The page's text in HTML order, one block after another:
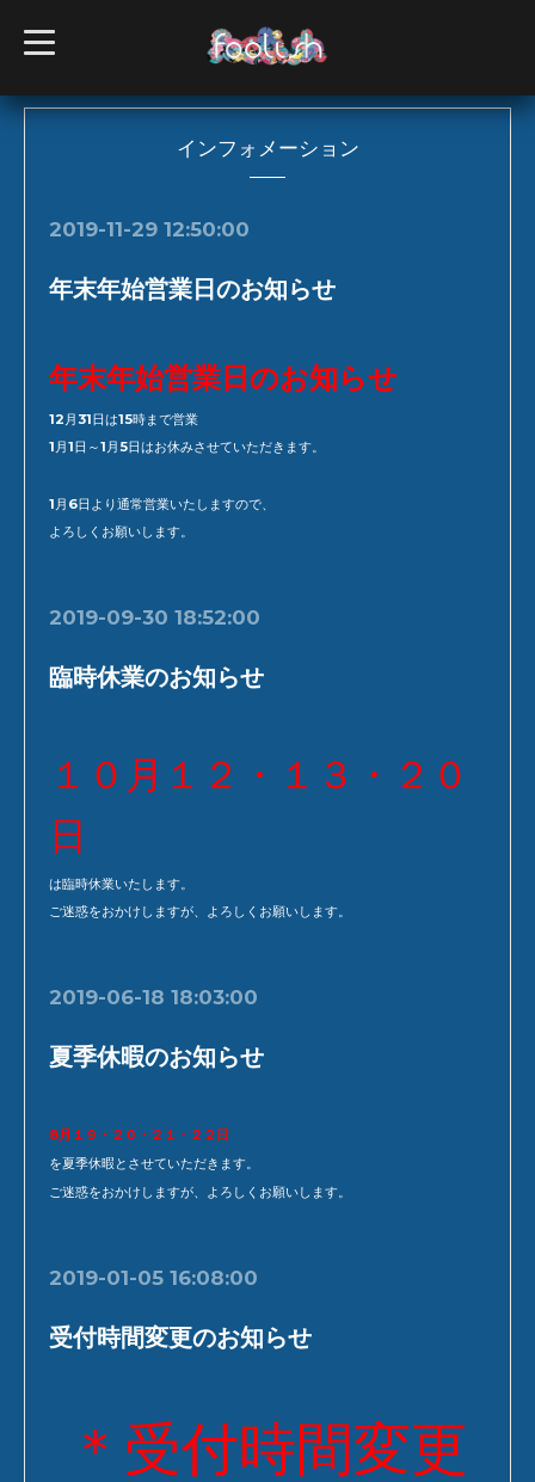
t
o
l
インフォメーション
2019-11-29 12:50:00
年末年始営業日のお知らせ
年末年始営業日のお知らせ
12月31日は15時まで営業
1月1日～1月5日はお休みさせていただきます。
1月6日より通常営業いたしますので、
よろしくお願いします。
2019-09-30 18:52:00
臨時休業のお知らせ
１０月１２・１３・２０
日
は臨時休業いたします。
ご迷惑をおかけしますが、よろしくお願いします。
2019-06-18 18:03:00
夏季休暇のお知らせ
8月１９・２０・２１・２２日
を夏季休暇とさせていただきます。
ご迷惑をおかけしますが、よろしくお願いします。
2019-01-05 16:08:00
受付時間変更のお知らせ
＊受付時間変更